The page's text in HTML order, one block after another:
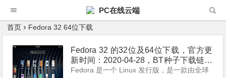
PC在线云端
首页 Fedora 32 64位下载
Fedora 32 的32位及64位下载，官方更
新时间：2020-04-28，BT种子下载链拉
分享
Fedora 是一个 Linux 发行版，是一款由全球